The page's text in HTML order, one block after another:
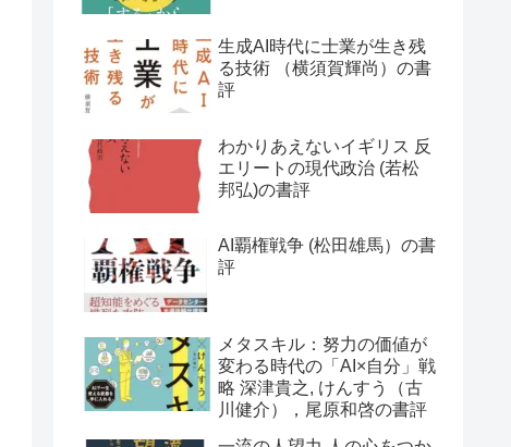
生成AI時代に士業が生き残
る技術 （横須賀輝尚）の書
評
わかりあえないイギリス 反
エリートの現代政治 (若松
邦弘)の書評
AI覇権戦争 (松田雄馬）の書
評
メタスキル：努力の価値が
変わる時代の「AI×自分」戦
略 深津貴之, けんすう（古
川健介），尾原和啓の書評